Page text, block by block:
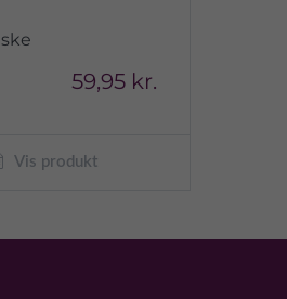
59,95 kr.
Vis produkt